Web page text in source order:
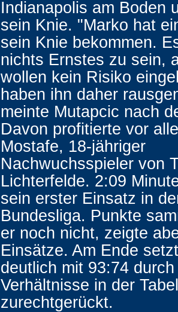
Indianapolis am Boden
sein Knie. "Marko hat
sein Knie bekommen.
nichts Ernstes zu sein,
wollen kein Risiko
haben ihn daher
meinte Mutapcic nach
Davon profitierte vor
Mostafe, 18-jähriger
Nachwuchsspieler von
Lichterfelde. 2:09
sein erster Einsatz in
Bundesliga. Punkte
er noch nicht, zeigte
Einsätze. Am Ende
deutlich mit 93:74
Verhältnisse in der
zurechtgerückt.